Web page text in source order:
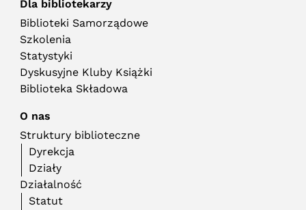
Dla bibliotekarzy
Biblioteki Samorządowe
Szkolenia
Statystyki
Dyskusyjne Kluby Książki
Biblioteka Składowa
O nas
Struktury biblioteczne
Dyrekcja
Działy
Działalność
Statut